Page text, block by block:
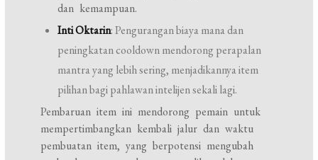
dan kemampuan.
Inti Oktarin: Pengurangan biaya mana dan
peningkatan cooldown mendorong perapalan
mantra yang lebih sering, menjadikannya item
pilihan bagi pahlawan intelijen sekali lagi.
Pembaruan item ini mendorong pemain untuk
mempertimbangkan kembali jalur dan waktu
pembuatan item, yang berpotensi mengubah